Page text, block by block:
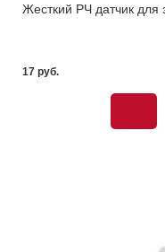
Жесткий РЧ датчик для
17 pуб.